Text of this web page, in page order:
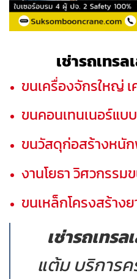
เช่ารถเทรล
ขนเครื่องจักรใหญ่
ขนคอนเทนเนอร์แบ
ขนวัสดุก่อสร้างหนั
งานโยธา วิศวกรรม
ขนเหล็กโครงสร้าง
เช่ารถเทรล
แต้ม บริการ